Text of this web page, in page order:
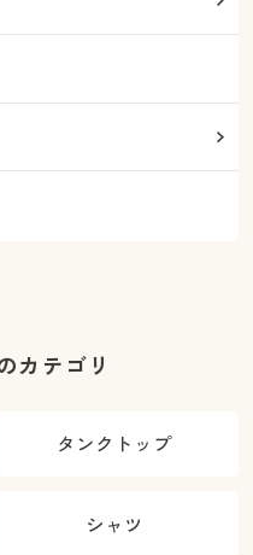
カテゴリ
タンクトップ
シャツ